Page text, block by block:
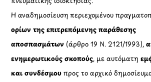
Η αναδημοσίευση περιεχομένου
ορίων της επιτρεπόμενης παράθεσης
αποσπασμάτων (άρθρο 19 Ν. 2121/1993),
ενημερωτικούς σκοπούς, με αυτόματη
και συνδέσμου προς το αρχικό